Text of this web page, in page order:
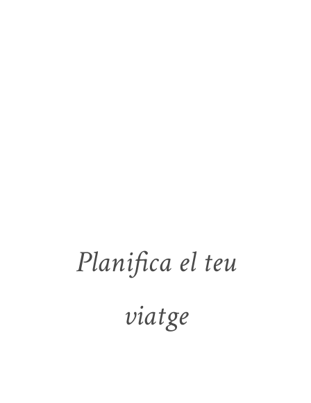
Planifica el teu
viatge